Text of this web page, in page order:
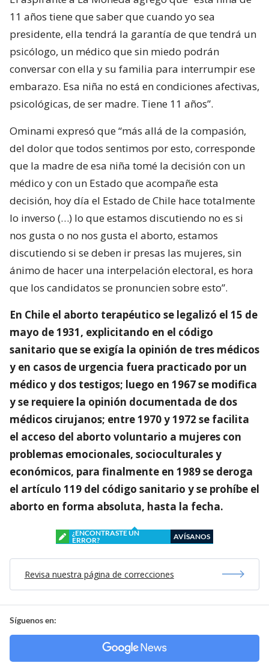
11 años tiene que saber que cuando yo sea
presidente, ella tendrá la garantía de que tendrá un
psicólogo, un médico que sin miedo podrán
conversar con ella y su familia para interrumpir ese
embarazo. Esa niña no está en condiciones afectivas,
psicológicas, de ser madre. Tiene 11 años”.
Ominami expresó que “más allá de la compasión,
del dolor que todos sentimos por esto, corresponde
que la madre de esa niña tomé la decisión con un
médico y con un Estado que acompañe esta
decisión, hoy día el Estado de Chile hace totalmente
lo inverso (…) lo que estamos discutiendo no es si
nos gusta o no nos gusta el aborto, estamos
discutiendo si se deben ir presas las mujeres, sin
ánimo de hacer una interpelación electoral, es hora
que los candidatos se pronuncien sobre esto”.
En Chile el aborto terapéutico se legalizó el 15 de
mayo de 1931, explicitando en el código
sanitario que se exigía la opinión de tres médicos
y en casos de urgencia fuera practicado por un
médico y dos testigos; luego en 1967 se modifica
y se requiere la opinión documentada de dos
médicos cirujanos; entre 1970 y 1972 se facilita
el acceso del aborto voluntario a mujeres con
problemas emocionales, socioculturales y
económicos, para finalmente en 1989 se deroga
el artículo 119 del código sanitario y se prohíbe el
aborto en forma absoluta, hasta la fecha.
¿ENCONTRASTE UN
ERROR?
AVÍSANOS
Revisa nuestra página de correcciones
Síguenos en: